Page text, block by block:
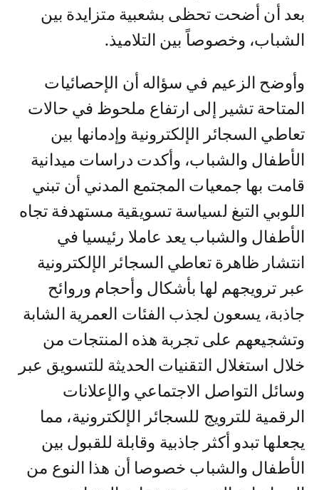
بعد أن أضحت تحظى بشعبية متزايدة بين
الشباب، وخصوصاً بين التلاميذ.
وأوضح الزعيم في سؤاله أن الإحصائيات
المتاحة تشير إلى ارتفاع ملحوظ في حالات
تعاطي السجائر الإلكترونية وإدمانها بين
الأطفال والشباب، وأكدت دراسات ميدانية
قامت بها جمعيات المجتمع المدني أن تبني
اللوبي التبغ لسياسة تسويقية مستهدفة تجاه
الأطفال والشباب يعد عاملا رئيسيا في
انتشار ظاهرة تعاطي السجائر الإلكترونية
عبر ترويجهم لها بأشكال وأحجام وروائح
جاذبة، يسعون لجذب الفئات العمرية الشابة
وتشجيعهم على تجربة هذه المنتجات من
خلال استغلال التقنيات الحديثة للتسويق عبر
وسائل التواصل الاجتماعي والإعلانات
الرقمية للترويج للسجائر الإلكترونية، مما
يجعلها تبدو أكثر جاذبية وقابلة للقبول بين
الأطفال والشباب خصوصا أن هذا النوع من